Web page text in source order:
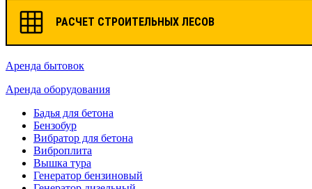
РАСЧЕТ СТРОИТЕЛЬНЫХ ЛЕСОВ
Аренда бытовок
Аренда оборудования
Бадья для бетона
Бензобур
Вибратор для бетона
Виброплита
Вышка тура
Генератор бензиновый